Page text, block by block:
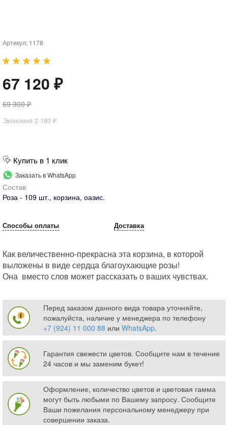
Артикул: 1178
67 120 ₽
69 300 ₽
Экономия 2 180 ₽
Купить в 1 клик
Заказать в WhatsApp
Состав
Роза - 109 шт., корзина, оазис.
Способы оплаты Доставка
Как величественно-прекрасна эта корзина, в которой
выложены в виде сердца благоухающие розы!
Она вместо слов может рассказать о ваших чувствах.
Перед заказом данного вида товара уточняйте,
пожалуйста, наличие у менеджера по телефону
+7 (924) 11 000 88 или WhatsApp.
Гарантия свежести цветов. Сообщите нам в течение
24 часов и мы заменим букет!
Оформление, количество цветов и цветовая гамма
могут быть любыми по Вашему запросу. Сообщите
Ваши пожелания персональному менеджеру при
совершении заказа.